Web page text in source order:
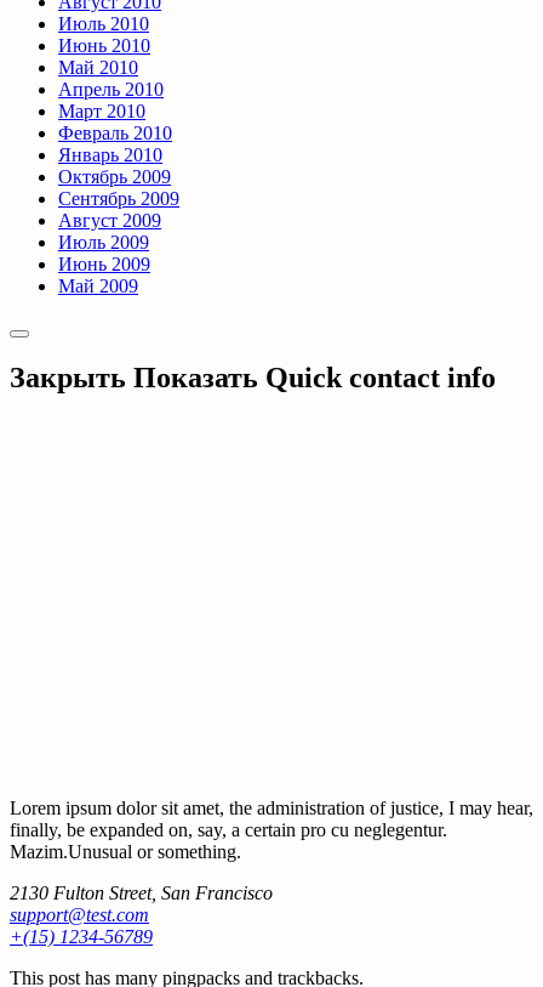
Июль 2010
Июнь 2010
Май 2010
Апрель 2010
Март 2010
Февраль 2010
Январь 2010
Октябрь 2009
Сентябрь 2009
Август 2009
Июль 2009
Июнь 2009
Май 2009
Закрыть Показать Quick contact info
Lorem ipsum dolor sit amet, the administration of justice, I may hear,
finally, be expanded on, say, a certain pro cu neglegentur.
Mazim.Unusual or something.
2130 Fulton Street, San Francisco
support@test.com
+(15) 1234-56789
This post has many pingpacks and trackbacks.